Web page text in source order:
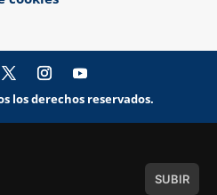
los derechos reservados.
SUBIR